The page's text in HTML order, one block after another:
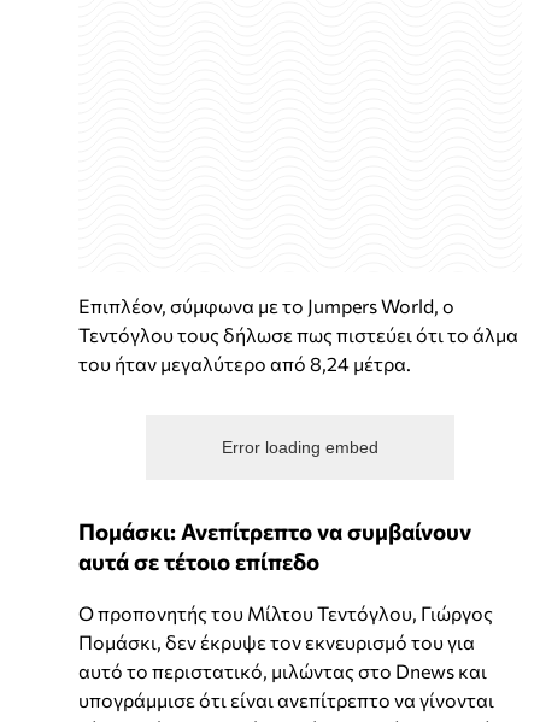
Επιπλέον, σύμφωνα με το Jumpers World, ο
Τεντόγλου τους δήλωσε πως πιστεύει ότι το άλμα
του ήταν μεγαλύτερο από 8,24 μέτρα.
Error loading embed
Πομάσκι: Ανεπίτρεπτο να συμβαίνουν
αυτά σε τέτοιο επίπεδο
Ο προπονητής του Μίλτου Τεντόγλου, Γιώργος
Πομάσκι, δεν έκρυψε τον εκνευρισμό του για
αυτό το περιστατικό, μιλώντας στο Dnews και
υπογράμμισε ότι είναι ανεπίτρεπτο να γίνονται